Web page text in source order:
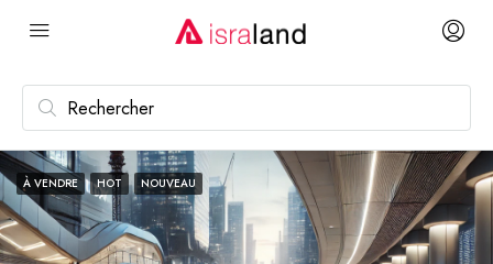
À VENDRE HOT NOUVEAU